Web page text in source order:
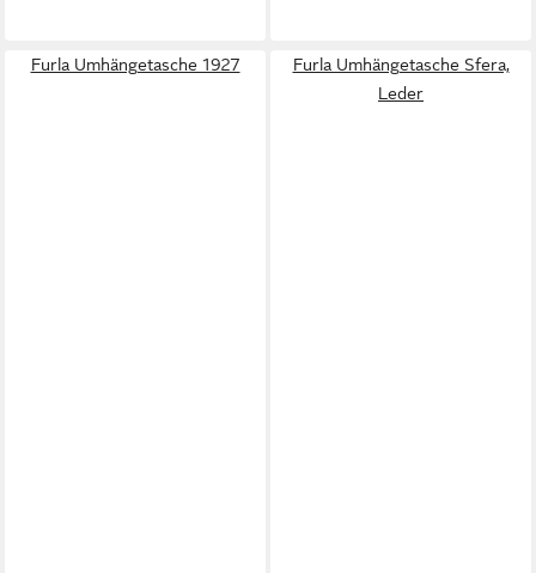
Furla Umhängetasche 1927
Furla Umhängetasche Sfera,
Leder